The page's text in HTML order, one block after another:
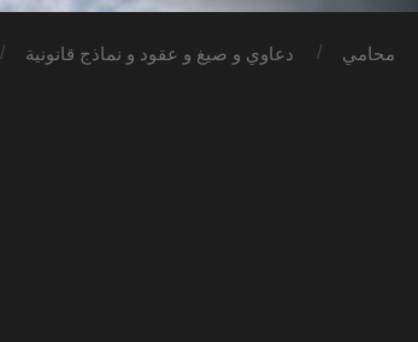
محامي دعاوي و صيغ و عقود و نماذج قانونية